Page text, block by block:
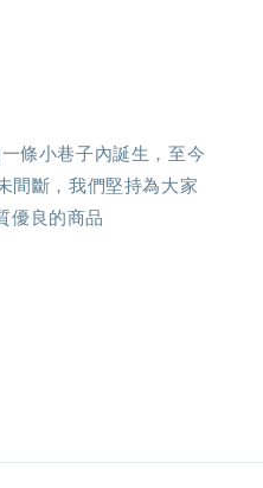
一條小巷子內誕生，至今
間斷，我們堅持為大家
優良的商品